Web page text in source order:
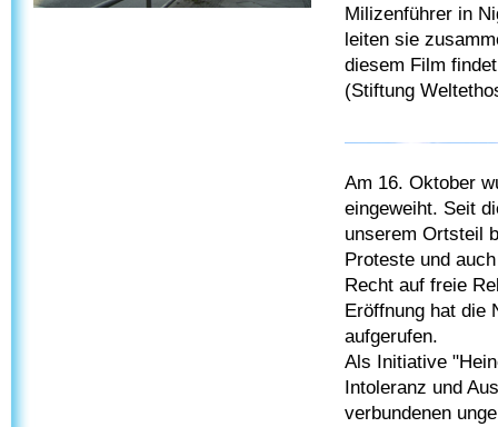
Milizenführer in
leiten sie
diesem Film
(Stiftung
Am 16. Oktober
eingeweiht. Seit
unserem Ortsteil
Proteste und
Recht auf freie
Eröffnung hat die
aufgerufen.
Als Initiative
Intoleranz und
verbundenen